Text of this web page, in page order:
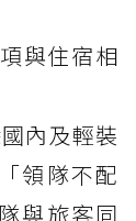
與住宿相
內及輕裝
領隊不配
與旅客同